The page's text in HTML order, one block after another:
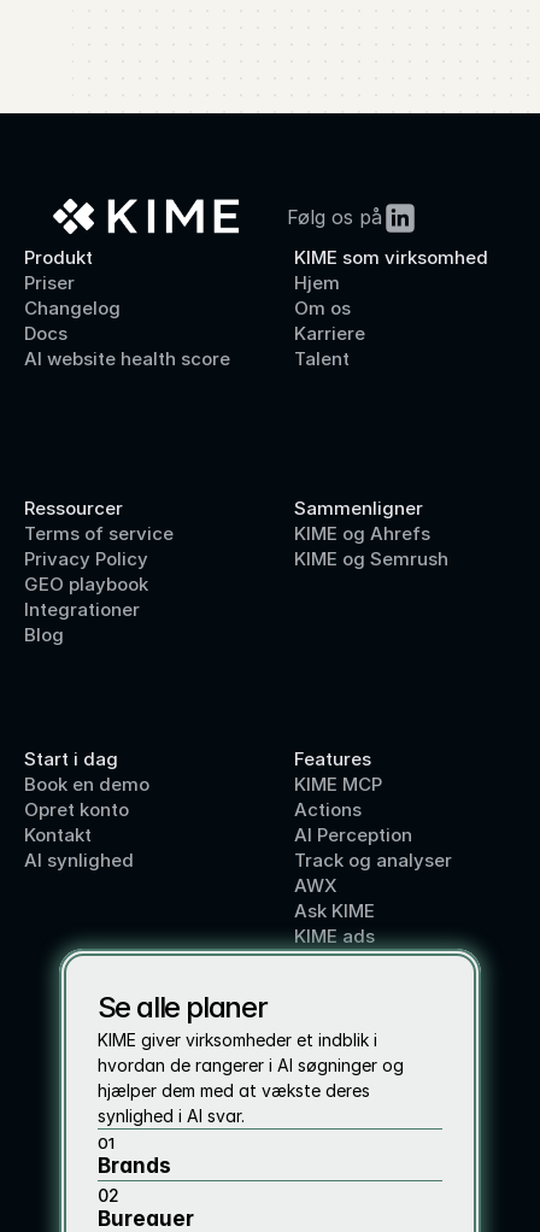
Følg os på
Produkt
Priser
Changelog
Docs
AI website health score
KIME som virksomhed
Hjem
Om os
Karriere
Talent
Ressourcer
Terms of service
Privacy Policy
GEO playbook
Integrationer
Blog
Sammenligner
KIME og Ahrefs
KIME og Semrush
Start i dag
Book en demo
Opret konto
Kontakt
AI synlighed
Features
KIME MCP
Actions
AI Perception
Track og analyser
AWX
Ask KIME
KIME ads
Se alle planer
KIME giver virksomheder et indblik i
hvordan de rangerer i AI søgninger og
hjælper dem med at vækste deres
synlighed i AI svar.
01
Brands
02
Bureauer